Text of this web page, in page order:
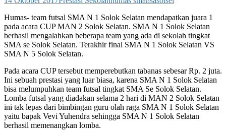
Humas- team futsal SMA N 1 Solok Selatan mendapatkan juara 1
pada acara CUP MAN 2 Solok Selatan. SMA N 1 Solok Selatan
berhasil mengalahkan beberapa team yang ada di sekolah tingkat
SMA se Solok Selatan. Terakhir final SMA N 1 Solok Selatan VS
SMA N 5 Solok Selatan.
Pada acara CUP tersebut memperebutkan tabanas sebesar Rp. 2 juta.
Ini sebuah prestasi yang luar biasa, karena SMA N 1 Solok Selatan
bisa melumpuhkan team futsal tingkat SMA Se Solok Selatan.
Lomba futsal yang diadakan selama 2 hari di MAN 2 Solok Selatan
ini tak lepas dari bimbingan guru olah raga SMA N 1 Solok Selatan
yaitu bapak Vevi Yuhendra sehingga SMA N 1 Solok Selatan
berhasil memenangkan lomba.